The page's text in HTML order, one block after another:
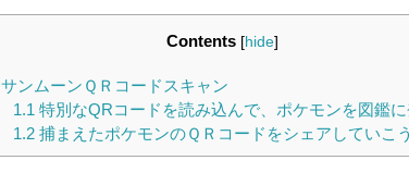
Contents [hide]
サンムーンＱＲコードスキャン
1.1 特別なQRコードを読み込んで、ポケモンを図鑑に
1.2捕まえたポケモンのＱＲコードをシェアしていこう